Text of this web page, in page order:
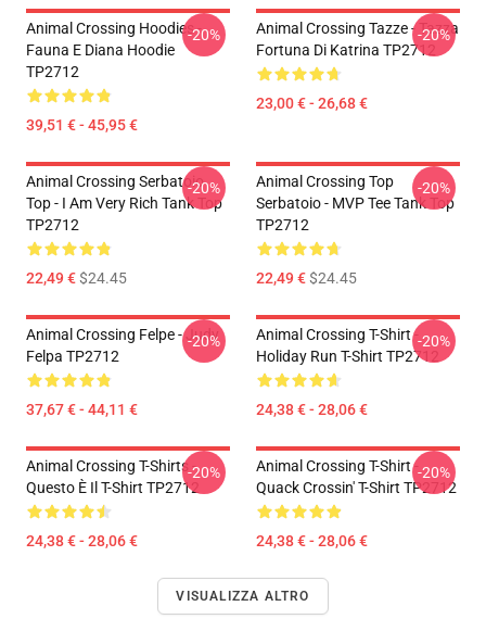
Animal Crossing Hoodies -
Fauna E Diana Hoodie
TP2712
39,51 € - 45,95 €
-20%
Animal Crossing Tazze - Tazza
Fortuna Di Katrina TP2712
23,00 € - 26,68 €
-20%
Animal Crossing Serbatoio
Top - I Am Very Rich Tank Top
TP2712
22,49 €$24.45
-20%
Animal Crossing Top
Serbatoio - MVP Tee Tank Top
TP2712
22,49 €$24.45
-20%
Animal Crossing Felpe - Judy
Felpa TP2712
37,67 € - 44,11 €
-20%
Animal Crossing T-Shirt -
Holiday Run T-Shirt TP2712
24,38 € - 28,06 €
-20%
Animal Crossing T-Shirts -
Questo È Il T-Shirt TP2712
24,38 € - 28,06 €
-20%
Animal Crossing T-Shirt -
Quack Crossin' T-Shirt TP2712
24,38 € - 28,06 €
-20%
VISUALIZZA ALTRO